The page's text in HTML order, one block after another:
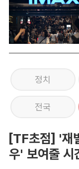
정치
전국
[TF초점] '재
우' 보여줄 시